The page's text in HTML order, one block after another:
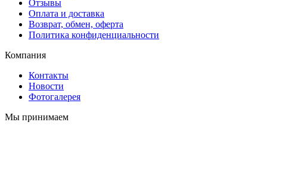
Отзывы
Оплата и доставка
Возврат, обмен, оферта
Политика конфиденциальности
Компания
Контакты
Новости
Фотогалерея
Мы принимаем